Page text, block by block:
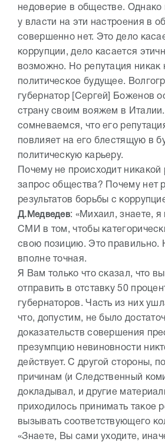
недоверие в обществе. Однако
у власти на эти настроения в
совершенно нет. Это дело
коррупции, дело касается
возможно. Но репутация никак
политическое будущее.
губернатор [Сергей] Боженов
страну своим вояжем в
сомневаемся, что его
повлияет на его блестящую в
политическую карьеру.
Почему не происходит никакой
запрос общества? Почему нет
результатов борьбы с
Д.Медведев: «Михаил, знаете,
СМИ в том, чтобы
свою позицию. Это правильно.
вполне точная.
Я Вам только что сказал, что
отправить в отставку 50
губернаторов. Часть из них
что, допустим, не было
доказательств совершения
презумпцию невиновности
действует. С другой стороны,
причинам (и Следственный
докладывал, и другие
приходилось принимать такое
вызывать соответствующего
«Знаете, Вы сами уходите,